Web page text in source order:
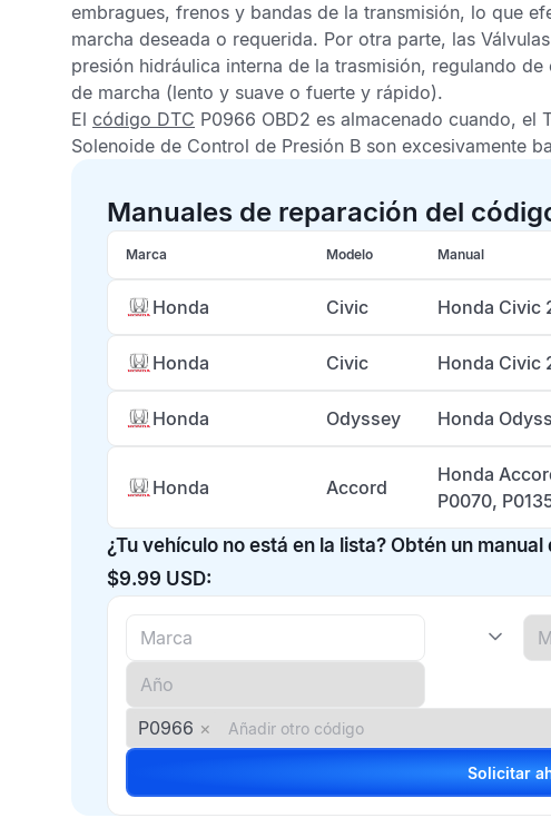
embragues, frenos y bandas de la transmisión, lo que
marcha deseada o requerida. Por otra parte, las
presión hidráulica interna de la trasmisión, regulando
de marcha (lento y suave o fuerte y rápido).
El código DTC P0966 OBD2 es almacenado cuando, el
Solenoide de Control de Presión B son excesivamente
Manuales de reparación del
Marca Modelo Manual
Honda Civic Honda Civic
Honda Civic Honda Civic
Honda Odyssey Honda
Honda Accord
Honda
P0070,
¿Tu vehículo no está en la lista? Obtén un
$9.99 USD:
P0966 ×